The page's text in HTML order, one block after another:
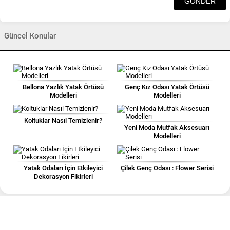
Güncel Konular
Bellona Yazlık Yatak Örtüsü
Modelleri
Genç Kız Odası Yatak Örtüsü
Modelleri
Koltuklar Nasıl Temizlenir?
Yeni Moda Mutfak Aksesuarı
Modelleri
Yatak Odaları İçin Etkileyici
Dekorasyon Fikirleri
Çilek Genç Odası : Flower Serisi